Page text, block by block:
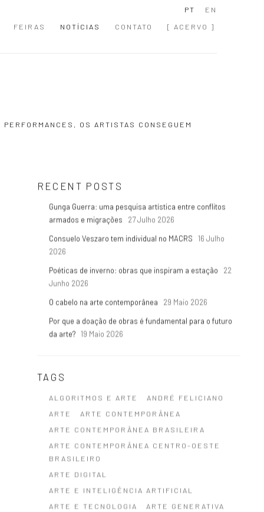
FEIRAS NOTÍCIAS CONTATO [ ACERVO ]
PT EN
OS ARTISTAS CONSEGUEM
RECENT POSTS
Gunga Guerra: uma pesquisa artística entre conflitos
armados e migrações
27 Julho 2026
Consuelo Veszaro tem individual no MACRS
16 Julho
2026
Poéticas de inverno: obras que inspiram a estação
22
Junho 2026
O cabelo na arte contemporânea
29 Maio 2026
Por que a doação de obras é fundamental para o futuro
da arte?
19 Maio 2026
TAGS
ALGORITMOS E ARTE
ANDRÉ FELICIANO
ARTE
ARTE CONTEMPORÂNEA
ARTE CONTEMPORÂNEA BRASILEIRA
ARTE CONTEMPORÂNEA CENTRO-OESTE
BRASILEIRO
ARTE DIGITAL
ARTE E INTELIGÊNCIA ARTIFICIAL
ARTE E TECNOLOGIA
ARTE GENERATIVA